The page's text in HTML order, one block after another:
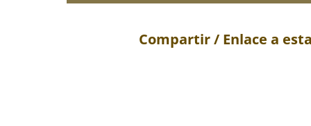
Compartir / Enlace a